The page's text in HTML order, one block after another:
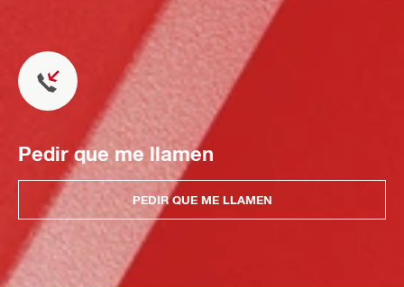
Pedir que me llamen
PEDIR QUE ME LLAMEN